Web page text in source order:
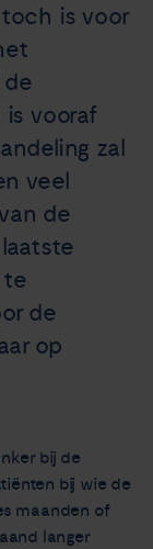
is voor
is vooraf
zal
veel
de
te
de
op
bij de
bij wie de
maanden of
langer